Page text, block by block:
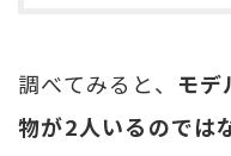
調べてみると、 モデ
物が2人いるのでは